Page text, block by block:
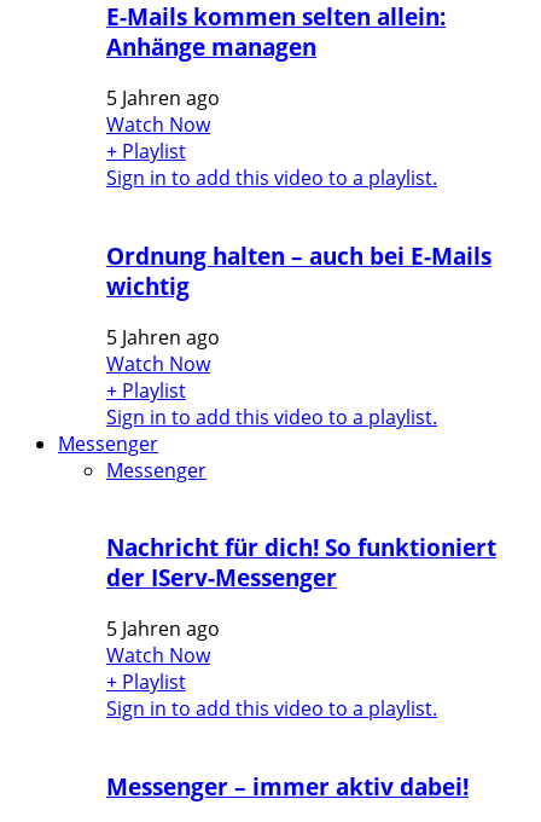
E-Mails kommen selten allein:
Anhänge managen
5 Jahren ago
Watch Now
+ Playlist
Sign in to add this video to a playlist.
Ordnung halten – auch bei E-Mails
wichtig
5 Jahren ago
Watch Now
+ Playlist
Sign in to add this video to a playlist.
Messenger
Messenger
Nachricht für dich! So funktioniert
der IServ-Messenger
5 Jahren ago
Watch Now
+ Playlist
Sign in to add this video to a playlist.
Messenger – immer aktiv dabei!